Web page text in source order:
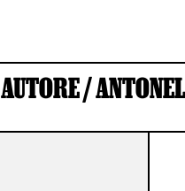
AUTORE /